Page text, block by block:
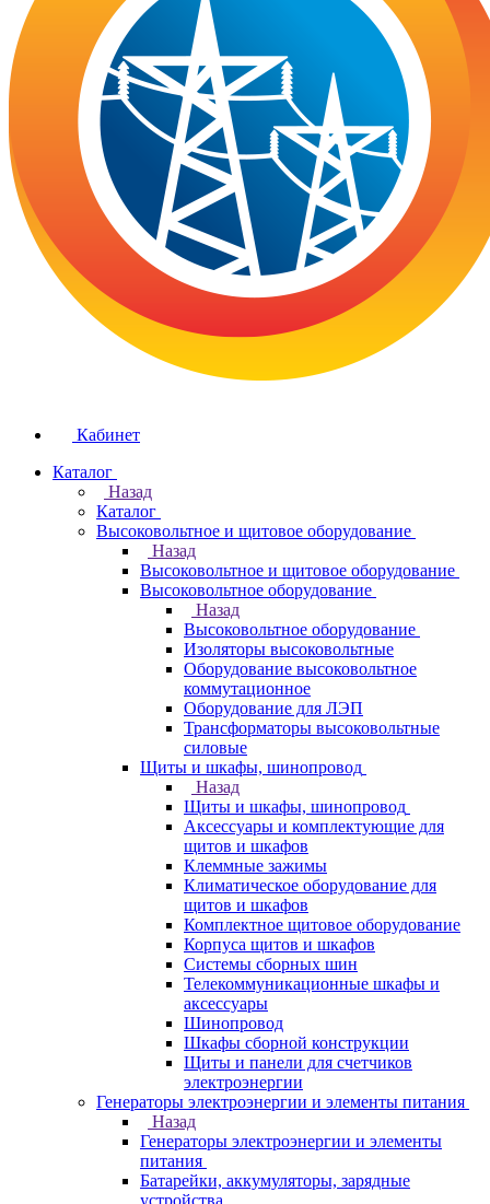
Кабинет
Каталог
Назад
Каталог
Высоковольтное и щитовое оборудование
Назад
Высоковольтное и щитовое оборудование
Высоковольтное оборудование
Назад
Высоковольтное оборудование
Изоляторы высоковольтные
Оборудование высоковольтное
коммутационное
Оборудование для ЛЭП
Трансформаторы высоковольтные
силовые
Щиты и шкафы, шинопровод
Назад
Щиты и шкафы, шинопровод
Аксессуары и комплектующие для
щитов и шкафов
Клеммные зажимы
Климатическое оборудование для
щитов и шкафов
Комплектное щитовое оборудование
Корпуса щитов и шкафов
Системы сборных шин
Телекоммуникационные шкафы и
аксессуары
Шинопровод
Шкафы сборной конструкции
Щиты и панели для счетчиков
электроэнергии
Генераторы электроэнергии и элементы питания
Назад
Генераторы электроэнергии и элементы
питания
Батарейки, аккумуляторы, зарядные
устройства